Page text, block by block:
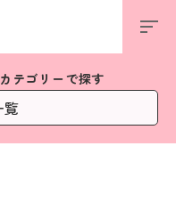
カテゴリーで探す